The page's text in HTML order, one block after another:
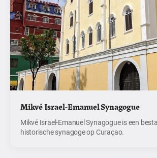
Mikvé Israel-Emanuel Synagogue
Mikvé Israel-Emanuel Synagogue is een
historische synagoge op Curaçao.